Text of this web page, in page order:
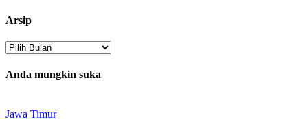
Arsip
Arsip
Anda mungkin suka
Jawa Timur